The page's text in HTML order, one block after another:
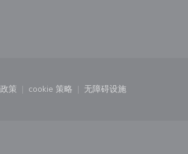
策
窗口中打开))
cookie 策略
((在新窗口中打开))
无障碍设施
((在新窗口中打开))